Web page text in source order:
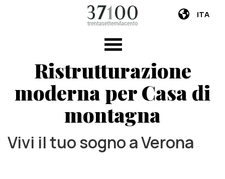
ITA
Ristrutturazione
moderna per Casa di
montagna
Vivi il tuo sogno a Verona